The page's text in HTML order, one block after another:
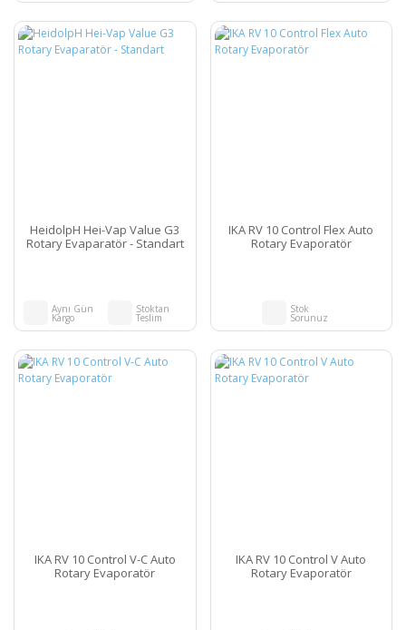
HeidolpH Hei-Vap Value G3
Rotary Evaparatör - Standart
Aynı Gün
Kargo
Stoktan
Teslim
IKA RV 10 Control Flex Auto
Rotary Evaporatör
Stok
Sorunuz
IKA RV 10 Control V-C Auto
Rotary Evaporatör
IKA RV 10 Control V Auto
Rotary Evaporatör